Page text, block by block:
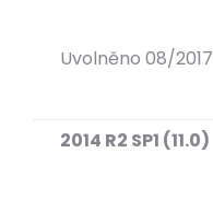
Uvolněno 08/2017
2014 R2 SP1 (11.0)